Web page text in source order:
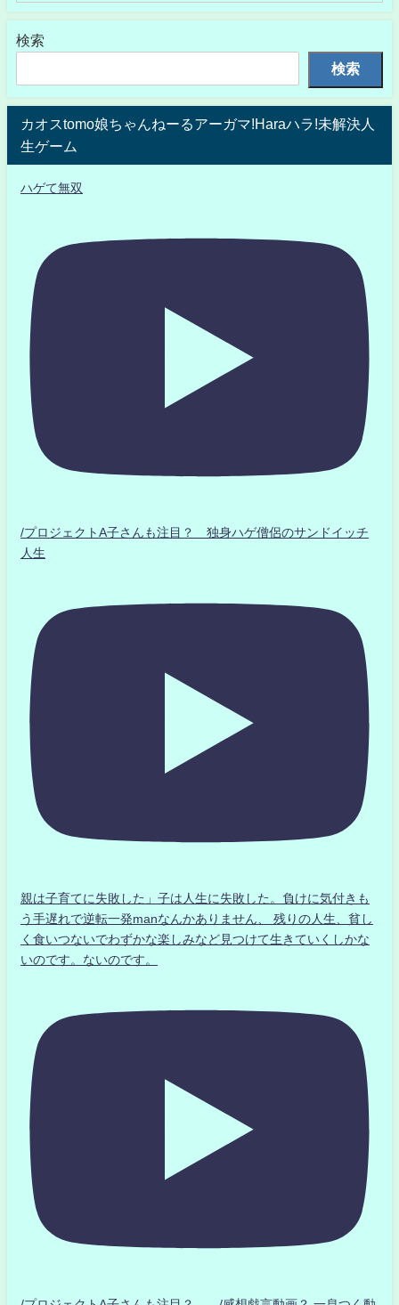
検索
検索
カオスtomo娘ちゃんねーるアーガマ!Haraハラ!未解決人
生ゲーム
ハゲて無双
/プロジェクトA子さんも注目？ 独身ハゲ僧侶のサンドイッチ
人生
親は子育てに失敗した」子は人生に失敗した。負けに気付きも
う手遅れで逆転一発manなんかありません、 残りの人生、貧し
く食いつないでわずかな楽しみなど見つけて生きていくしかな
いのです。ないのです。